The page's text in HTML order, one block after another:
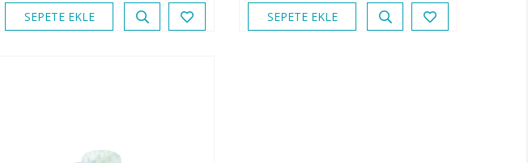
SEPETE EKLE SEPETE EKLE